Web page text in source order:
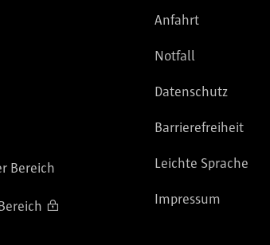
Bereich
Anfahrt
Notfall
Datenschutz
Barrierefreiheit
Leichte Sprache
Impressum